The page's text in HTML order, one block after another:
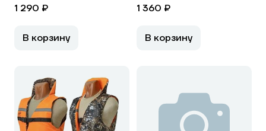
1 290 ₽
В корзину
1 360 ₽
В корзину